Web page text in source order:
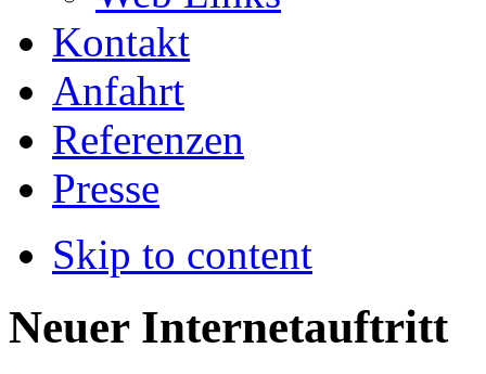
Kontakt
Anfahrt
Referenzen
Presse
Skip to content
Neuer Internetauftritt